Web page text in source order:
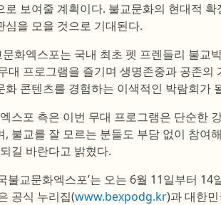
로 보여줄 계획이다. 불교문화의 현대적
심을 모을 것으로 기대된다.
화엑스포는 국내 최초 펫 프렌들리 불교
대 프로그램을 즐기며 생명존중과 공존의
화 콘텐츠를 경험하는 이색적인 박람회가
스포 측은 이번 무대 프로그램은 단순한
, 불교를 잘 모르는 분들도 부담 없이 참여
길 바란다고 밝혔다.
불교문화엑스포’는 오는 6월 11일부터
공식 누리집(www.bexpodg.kr)과 대한